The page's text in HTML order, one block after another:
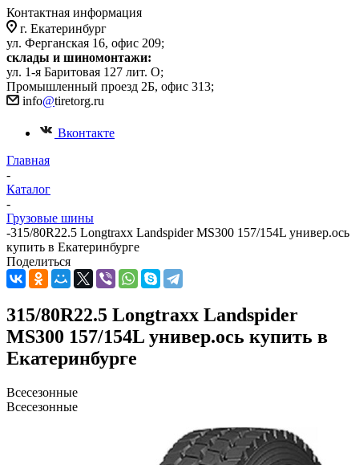
Контактная информация
г. Екатеринбург
ул. Ферганская 16, офис 209;
склады и шиномонтажи:
ул. 1-я Баритовая 127 лит. О;
Промышленный проезд 2Б, офис 313;
info@tiretorg.ru
Вконтакте
Главная
-
Каталог
-
Грузовые шины
-315/80R22.5 Longtraxx Landspider MS300 157/154L универ.ось
купить в Екатеринбурге
Поделиться
315/80R22.5 Longtraxx Landspider
MS300 157/154L универ.ось купить в
Екатеринбурге
Всесезонные
Всесезонные